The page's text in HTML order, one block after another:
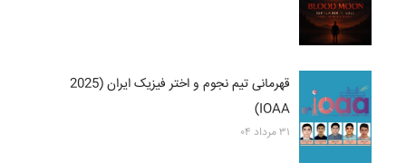
قهرمانی تیم نجوم و اختر فیزیک ایران (2025
IOAA)
۳۱ مرداد ۰۴